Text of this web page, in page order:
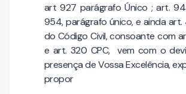
art 927 parágrafo Único ; art.
954, parágrafo único, e ainda
do Código Civil, consoante com
e art. 320 CPC, vem com o
presença de Vossa Excelência,
propor